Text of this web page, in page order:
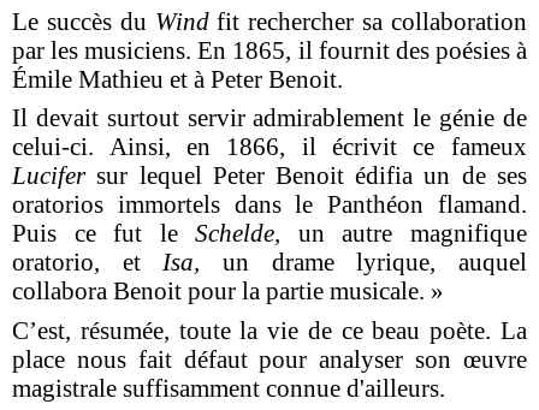
Le succès du Windfit rechercher sa collaboration
par les musiciens. En 1865, il fournit des poésies à
Émile Mathieu et à Peter Benoit.
Il devait surtout servir admirablement le génie de
celui-ci. Ainsi, en 1866, il écrivit ce fameux
Lucifersur lequel Peter Benoit édifia un de ses
oratorios immortels dans le Panthéon flamand.
Puis ce fut leSchelde, un autre magnifique
oratorio, etIsa, un drame lyrique, auquel
collabora Benoit pour la partie musicale. »
C’est, résumée, toute la vie de ce beau poète. La
place nous fait défaut pour analyser son œuvre
magistrale suffisamment connue d'ailleurs.